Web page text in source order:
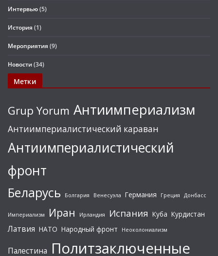
Интервью(5)
История (1)
Мероприятия (9)
Новости(34)
Метки
Grup Yorum Антиимпериализм
Антиимпериалистический караван
Антиимпериалистический
фронт
Беларусь Болгария Венесуэла Германия Греция Донбасс
Империализм Иран Ирландия Испания Куба Курдистан
Латвия НАТО Народный фронт Неоколониализм
Палестина Политзаключенные